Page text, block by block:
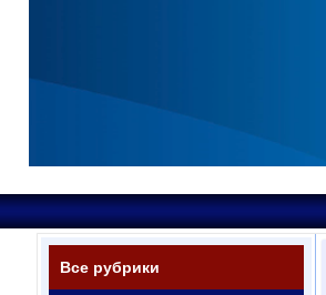
Все рубрики